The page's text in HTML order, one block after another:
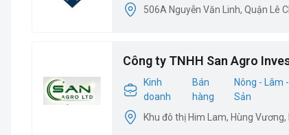
506A Nguyễn Văn Linh, Quận Lê
Công ty TNHH San Agro
Kinh
doanh
Bán
hàng
Nông - Lâm
Sản
Khu đô thị Him Lam, Hùng Vương,